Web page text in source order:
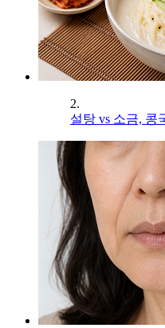
2.
설탕 vs 소금, 콩